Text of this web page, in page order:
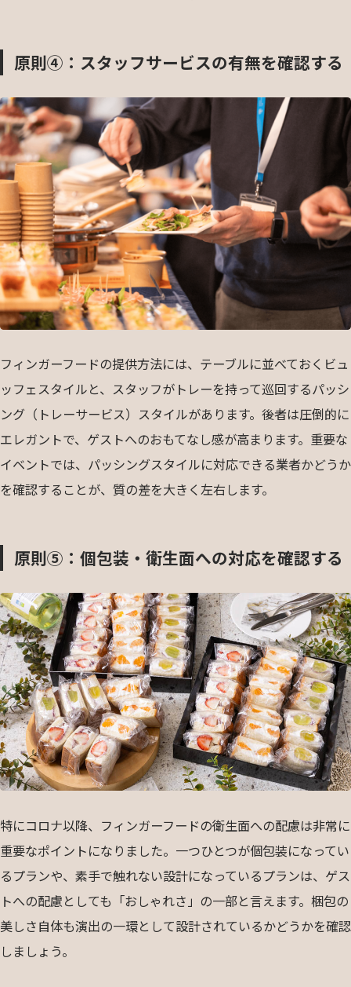
原則④：スタッフサービスの有無を確認する
フィンガーフードの提供方法には、テーブルに並べておくビュ
ッフェスタイルと、スタッフがトレーを持って巡回するパッシ
ング（トレーサービス）スタイルがあります。後者は圧倒的に
エレガントで、ゲストへのおもてなし感が高まります。重要な
イベントでは、パッシングスタイルに対応できる業者かどうか
を確認することが、質の差を大きく左右します。
原則⑤：個包装・衛生面への対応を確認する
特にコロナ以降、フィンガーフードの衛生面への配慮は非常に
重要なポイントになりました。一つひとつが個包装になってい
るプランや、素手で触れない設計になっているプランは、ゲス
トへの配慮としても「おしゃれさ」の一部と言えます。梱包の
美しさ自体も演出の一環として設計されているかどうかを確認
しましょう。